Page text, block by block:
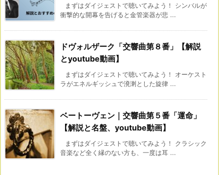
まずはダイジェストで聴いてみよう！ シンバルが
衝撃的な開幕を告げると金管楽器が悲 ...
ドヴォルザーク「交響曲第８番」【解説
とyoutube動画】
まずはダイジェストで聴いてみよう！ オーケスト
ラがエネルギッシュで溌溂とした旋律 ...
ベートーヴェン｜交響曲第５番「運命」
【解説と名盤、youtube動画】
まずはダイジェストで聴いてみよう！ クラシック
音楽など全く縁のない方も、一度は耳 ...